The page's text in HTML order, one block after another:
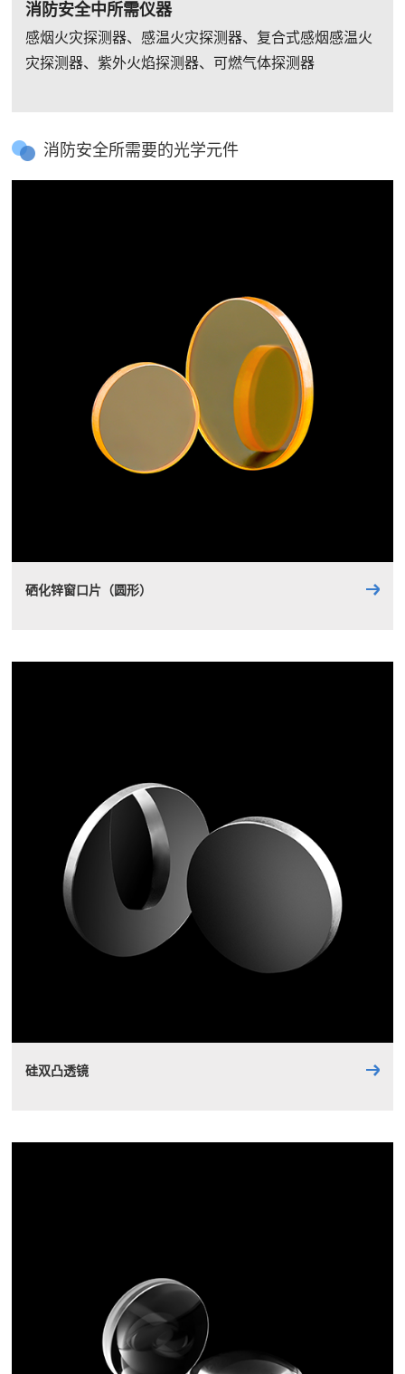
消防安全中所需仪器
感烟火灾探测器、感温火灾探测器、复合式感烟感温火
灾探测器、紫外火焰探测器、可燃气体探测器
消防安全所需要的光学元件
硒化锌窗口片（圆形）
硅双凸透镜